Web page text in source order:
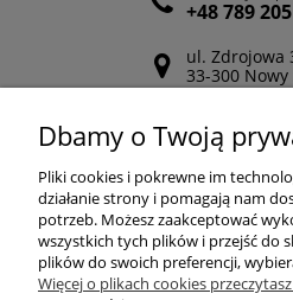
+48 789
ul. Zdrojowa
33-300 Nowy
Odwiedź
Dbamy o Twoją
Pliki cookies i pokrewne im
działanie strony i pomagają nam
potrzeb. Możesz zaakceptować
wszystkich tych plików i przejść do
plików do swoich preferencji,
Więcej o plikach cookies